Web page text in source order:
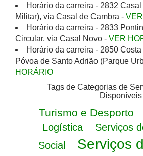
Horário da carreira - 2832
Militar), via Casal de Cambra -
Horário da carreira - 2833
Circular, via Casal Novo - VER
Horário da carreira - 2850
Póvoa de Santo Adrião (Parque
HORÁRIO
Tags de Categorias de
Disponíveis
Turismo e Desporto
Logística
Serviços
Social
Serviços